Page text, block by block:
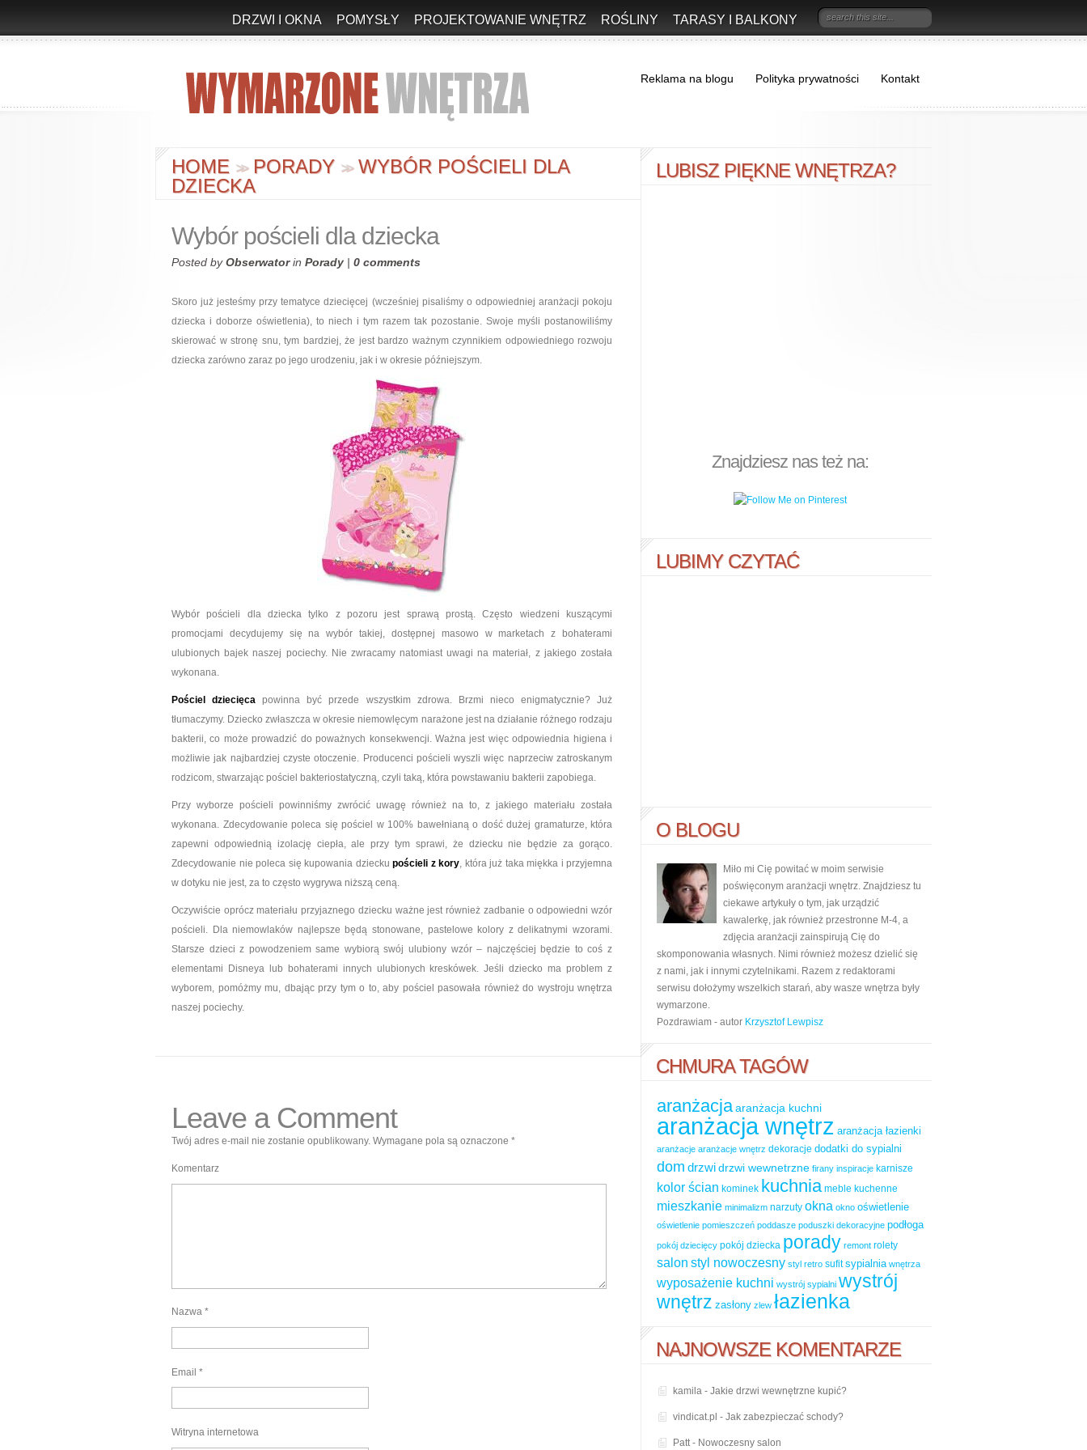
DRZWI I OKNA POMYSŁY PROJEKTOWANIE WNĘTRZ ROŚLINY TARASY I BALKONY
Reklama na blogu Polityka prywatności Kontakt
HOME >> PORADY >>WYBÓR POŚCIELI DLA
DZIECKA
Wybór pościeli dla dziecka
Posted byObserwatorin Porady | 0 comments
Skoro już jesteśmy przy tematyce dziecięcej (wcześniej pisaliśmy o odpowiedniej aranżacji pokoju
dziecka i doborze oświetlenia), to niech i tym razem tak pozostanie. Swoje myśli postanowiliśmy
skierować w stronę snu, tym bardziej, że jest bardzo ważnym czynnikiem odpowiedniego rozwoju
dziecka zarówno zaraz po jego urodzeniu, jak i w okresie późniejszym.
Wybór pościeli dla dziecka tylko z pozoru jest sprawą prostą. Często wiedzeni kuszącymi
promocjami decydujemy się na wybór takiej, dostępnej masowo w marketach z bohaterami
ulubionych bajek naszej pociechy. Nie zwracamy natomiast uwagi na materiał, z jakiego została
wykonana.
Pościel dziecięca powinna być przede wszystkim zdrowa. Brzmi nieco enigmatycznie? Już
tłumaczymy. Dziecko zwłaszcza w okresie niemowlęcym narażone jest na działanie różnego rodzaju
bakterii, co może prowadzić do poważnych konsekwencji. Ważna jest więc odpowiednia higiena i
możliwie jak najbardziej czyste otoczenie. Producenci pościeli wyszli więc naprzeciw zatroskanym
rodzicom, stwarzając pościel bakteriostatyczną, czyli taką, która powstawaniu bakterii zapobiega.
Przy wyborze pościeli powinniśmy zwrócić uwagę również na to, z jakiego materiału została
wykonana. Zdecydowanie poleca się pościel w 100% bawełnianą o dość dużej gramaturze, która
zapewni odpowiednią izolację ciepła, ale przy tym sprawi, że dziecku nie będzie za gorąco.
Zdecydowanie nie poleca się kupowania dziecku pościeli z kory, która już taka miękka i przyjemna
w dotyku nie jest, za to często wygrywa niższą ceną.
Oczywiście oprócz materiału przyjaznego dziecku ważne jest również zadbanie o odpowiedni wzór
pościeli. Dla niemowlaków najlepsze będą stonowane, pastelowe kolory z delikatnymi wzorami.
Starsze dzieci z powodzeniem same wybiorą swój ulubiony wzór – najczęściej będzie to coś z
elementami Disneya lub bohaterami innych ulubionych kreskówek. Jeśli dziecko ma problem z
wyborem, pomóżmy mu, dbając przy tym o to, aby pościel pasowała również do wystroju wnętrza
naszej pociechy.
Leave a Comment
Twój adres e-mail nie zostanie opublikowany. Wymagane pola są oznaczone *
Komentarz
Nazwa *
Email *
Witryna internetowa
LUBISZ PIĘKNE WNĘTRZA?
Znajdziesz nas też na:
LUBIMY CZYTAĆ
O BLOGU
Miło mi Cię powitać w moim serwisie
poświęconym aranżacji wnętrz. Znajdziesz tu
ciekawe artykuły o tym, jak urządzić
kawalerkę, jak również przestronne M-4, a
zdjęcia aranżacji zainspirują Cię do
skomponowania własnych. Nimi również możesz dzielić się
z nami, jak i innymi czytelnikami. Razem z redaktorami
serwisu dołożymy wszelkich starań, aby wasze wnętrza były
wymarzone.
Pozdrawiam - autor Krzysztof Lewpisz
CHMURA TAGÓW
aranżacjaaranżacja kuchni
aranżacja wnętrz aranżacja łazienki
aranżacje aranżacje wnętrz dekoracje dodatki do sypialni
dom drzwidrzwi wewnetrzne firany inspiracje karnisze
kolor ścian kominek kuchnia meble kuchenne
mieszkanie minimalizm narzuty okna okno oświetlenie
oświetlenie pomieszczeń poddasze poduszki dekoracyjne podłoga
pokój dziecięcy pokój dziecka porady remont rolety
salon styl nowoczesny styl retro sufit sypialnia wnętrza
wyposażenie kuchni wystrój sypialni wystrój
wnętrz zasłony zlew łazienka
NAJNOWSZE KOMENTARZE
kamila - Jakie drzwi wewnętrzne kupić?
vindicat.pl - Jak zabezpieczać schody?
Patt- Nowoczesny salon